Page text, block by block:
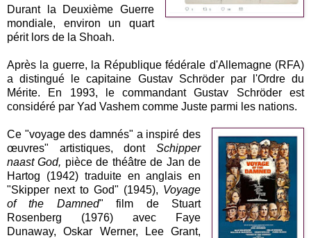
Durant la Deuxième Guerre
mondiale, environ un quart
périt lors de la Shoah.
Après la guerre, la République fédérale d'Allemagne (RFA)
a distingué le capitaine Gustav Schröder par l'Ordre du
Mérite. En 1993, le commandant Gustav Schröder est
considéré par Yad Vashem comme Juste parmi les nations.
Ce "voyage des damnés" a inspiré des
œuvres" artistiques, dontSchipper
naast God, pièce de théâtre de Jan de
Hartog (1942) traduite en anglais en
"Skipper next to God" (1945), Voyage
of the Damned" film de Stuart
Rosenberg (1976) avec Faye
Dunaway, Oskar Werner, Lee Grant,